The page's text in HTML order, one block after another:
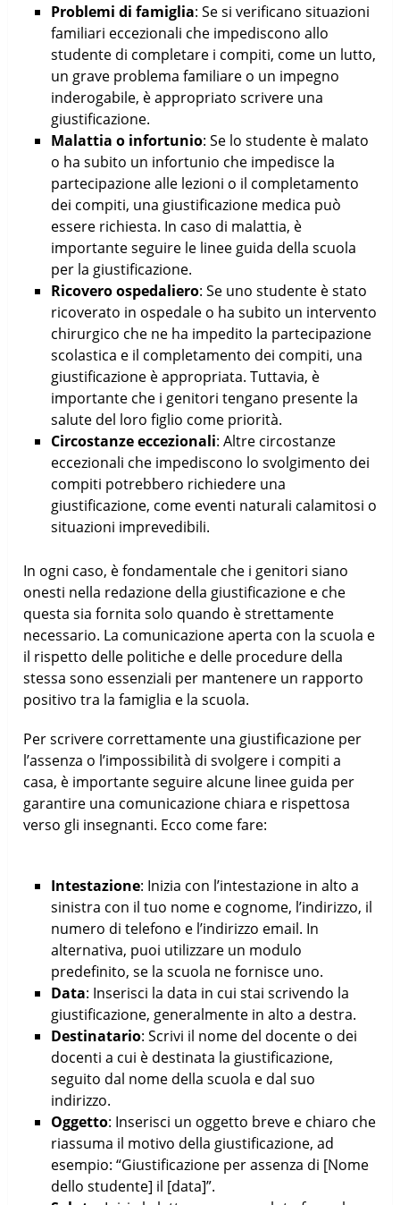
Problemi di famiglia: Se si verificano situazioni
familiari eccezionali che impediscono allo
studente di completare i compiti, come un lutto,
un grave problema familiare o un impegno
inderogabile, è appropriato scrivere una
giustificazione.
Malattia o infortunio: Se lo studente è malato
o ha subito un infortunio che impedisce la
partecipazione alle lezioni o il completamento
dei compiti, una giustificazione medica può
essere richiesta. In caso di malattia, è
importante seguire le linee guida della scuola
per la giustificazione.
Ricovero ospedaliero: Se uno studente è stato
ricoverato in ospedale o ha subito un intervento
chirurgico che ne ha impedito la partecipazione
scolastica e il completamento dei compiti, una
giustificazione è appropriata. Tuttavia, è
importante che i genitori tengano presente la
salute del loro figlio come priorità.
Circostanze eccezionali: Altre circostanze
eccezionali che impediscono lo svolgimento dei
compiti potrebbero richiedere una
giustificazione, come eventi naturali calamitosi o
situazioni imprevedibili.
In ogni caso, è fondamentale che i genitori siano
onesti nella redazione della giustificazione e che
questa sia fornita solo quando è strettamente
necessario. La comunicazione aperta con la scuola e
il rispetto delle politiche e delle procedure della
stessa sono essenziali per mantenere un rapporto
positivo tra la famiglia e la scuola.
Per scrivere correttamente una giustificazione per
l’assenza o l’impossibilità di svolgere i compiti a
casa, è importante seguire alcune linee guida per
garantire una comunicazione chiara e rispettosa
verso gli insegnanti. Ecco come fare:
Intestazione: Inizia con l’intestazione in alto a
sinistra con il tuo nome e cognome, l’indirizzo, il
numero di telefono e l’indirizzo email. In
alternativa, puoi utilizzare un modulo
predefinito, se la scuola ne fornisce uno.
Data: Inserisci la data in cui stai scrivendo la
giustificazione, generalmente in alto a destra.
Destinatario: Scrivi il nome del docente o dei
docenti a cui è destinata la giustificazione,
seguito dal nome della scuola e dal suo
indirizzo.
Oggetto: Inserisci un oggetto breve e chiaro che
riassuma il motivo della giustificazione, ad
esempio: “Giustificazione per assenza di [Nome
dello studente] il [data]”.